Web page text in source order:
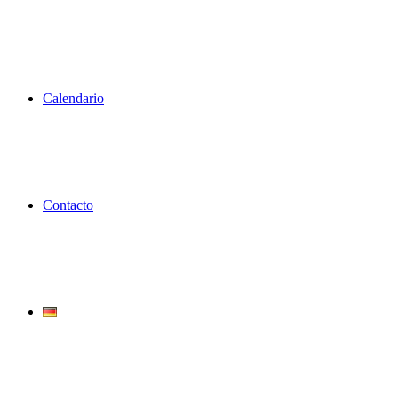
Calendario
Contacto